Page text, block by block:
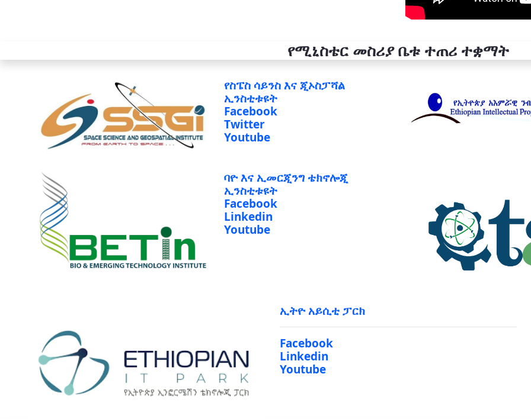
የሚኒስቴር መስሪያ ቤቱ ተጠሪ ተቋማት
የስፔስ ሳይንስ እና ጂኦስፓሻል
ኢንስቲቱዩት
Facebook
Twitter
Youtube
ባዮ እና ኢመርጂንግ ቴክኖሎጂ
ኢንስቲቱዩት
Facebook
Linkedin
Youtube
ኢትዮ አይሲቲ ፓርክ
Facebook
Linkedin
Youtube